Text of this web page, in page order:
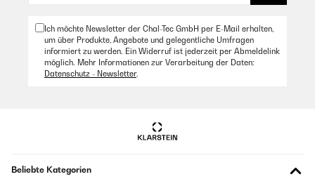
Ergobag-Schulranzen und hat bereits mehrere Stürze überstanden,
aber aus unserer Sicht gerechtfertigt – vor allem, wenn sie im Angebot
ist. Insgesamt ein rundum durchdachtes Produkt, das wir gerne
weiterempfehlen!
Amazon Benutzer – Bewertung durch Chal-Tec GmbH nicht
Ich möchte Newsletter der Chal-Tec GmbH per E-Mail erhalten,
um über Produkte, Angebote und gelegentliche Umfragen
informiert zu werden. Ein Widerruf ist jederzeit per Abmeldelink
möglich. Mehr Informationen zur Verarbeitung der Daten:
Datenschutz - Newsletter.
Beliebte Kategorien